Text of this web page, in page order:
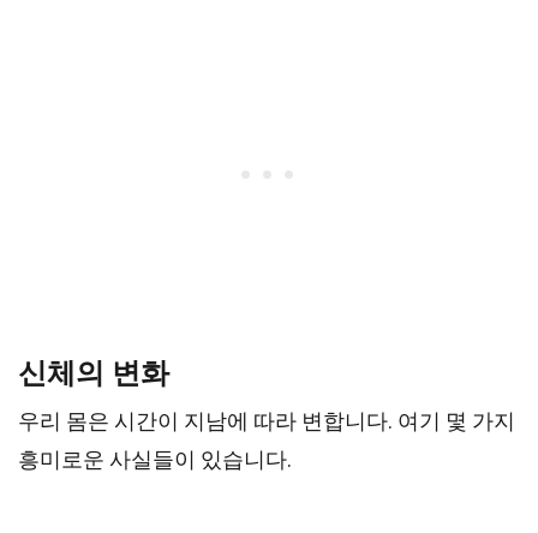
신체의 변화
우리 몸은 시간이 지남에 따라 변합니다. 여기 몇 가지
흥미로운 사실들이 있습니다.